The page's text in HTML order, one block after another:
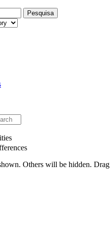
Pesquisa
Others will be hidden.